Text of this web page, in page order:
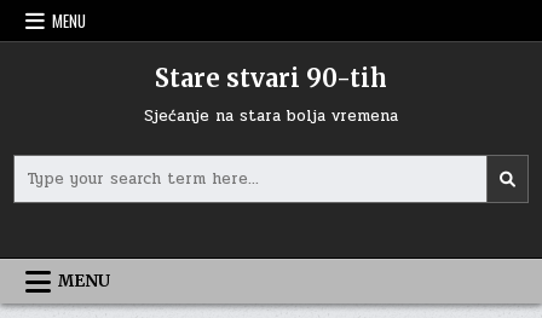
Skip
to
MENU
Stare stvari 90-tih
Sjećanje na stara bolja vremena
for:
MENU